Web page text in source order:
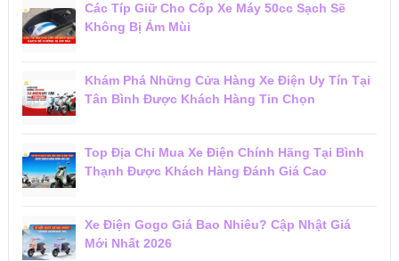
Các Típ Giữ Cho Cốp Xe Máy 50cc Sạch Sẽ
Không Bị Ám Mùi
Khám Phá Những Cửa Hàng Xe Điện Uy Tín Tại
Tân Bình Được Khách Hàng Tin Chọn
Top Địa Chỉ Mua Xe Điện Chính Hãng Tại Bình
Thạnh Được Khách Hàng Đánh Giá Cao
Xe Điện Gogo Giá Bao Nhiêu? Cập Nhật Giá
Mới Nhất 2026